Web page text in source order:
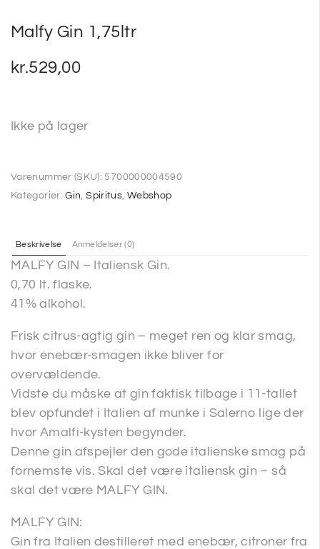
Malfy Gin 1,75ltr
kr.529,00
Ikke på lager
Varenummer (SKU): 5700000004590
Kategorier:Gin ,Spiritus Webshop
Beskrivelse Anmeldelser (0)
MALFY GIN – Italiensk Gin.
0,70 lt. flaske.
41% alkohol.
Frisk citrus-agtig gin – meget ren og klar smag,
hvor enebær-smagen ikke bliver for
overvældende.
Vidste du måske at gin faktisk tilbage i 11-tallet
blev opfundet i Italien af munke i Salerno lige der
hvor Amalfi-kysten begynder.
Denne gin afspejler den gode italienske smag på
fornemste vis. Skal det være italiensk gin – så
skal det være MALFY GIN.
MALFY GIN:
Gin fra Italien destilleret med enebær, citroner fra